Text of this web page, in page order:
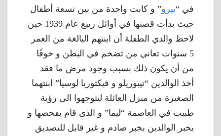
في “بيرو” و كانت واحدة من بين تسعة أطفال
حيث بدأت قصتها في أوائل ربيع عام 1939 حين
لاحظ والدي الطفلة أن ابنتهم البالغة من العمر
5 سنوات تعاني من تضخم في البطن و خوفًا
من أن يكون ذلك بسبب وجود مرض ما فقد
أخذ الوالدين “تيبوريلو و فيكتوريا لوسيا” ابنتهما
الصغيرة من منزل العائلة ليتوجهوا الى رؤية
طبيب في العاصمة “ليما” و الذى قام بفحصها و
يخبر الوالدين بخبر صادم و غير قابل للتصديق